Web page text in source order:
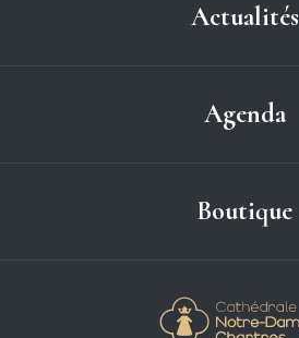
Actualités
Agenda
Boutique